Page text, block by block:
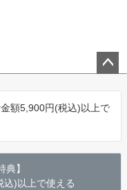
ップ
額5,900円(税込)以上で
典】
込)以上で使える